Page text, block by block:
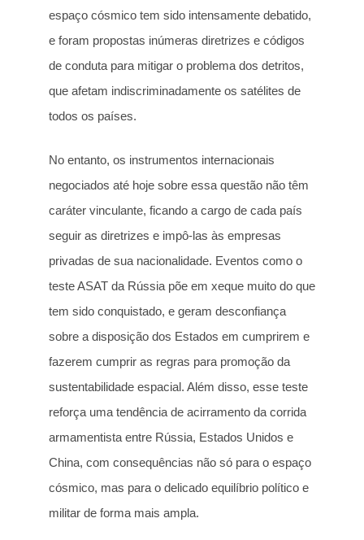
espaço cósmico tem sido intensamente debatido,
e foram propostas inúmeras diretrizes e códigos
de conduta para mitigar o problema dos detritos,
que afetam indiscriminadamente os satélites de
todos os países.
No entanto, os instrumentos internacionais
negociados até hoje sobre essa questão não têm
caráter vinculante, ficando a cargo de cada país
seguir as diretrizes e impô-las às empresas
privadas de sua nacionalidade. Eventos como o
teste ASAT da Rússia põe em xeque muito do que
tem sido conquistado, e geram desconfiança
sobre a disposição dos Estados em cumprirem e
fazerem cumprir as regras para promoção da
sustentabilidade espacial. Além disso, esse teste
reforça uma tendência de acirramento da corrida
armamentista entre Rússia, Estados Unidos e
China, com consequências não só para o espaço
cósmico, mas para o delicado equilíbrio político e
militar de forma mais ampla.